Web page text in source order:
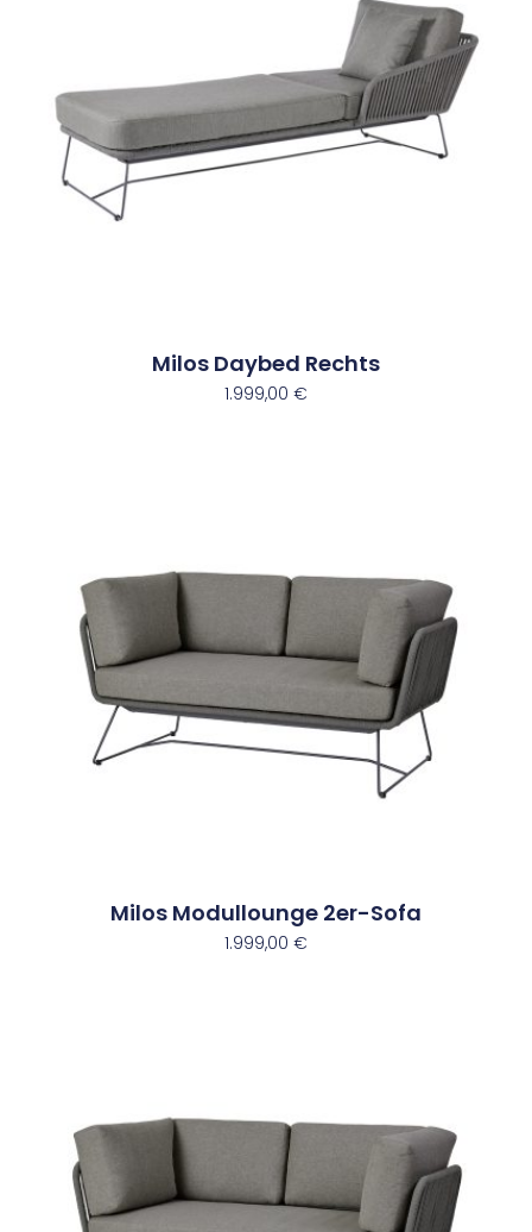
Milos Daybed Rechts
1.999,00 €
Milos Modullounge 2er-Sofa
1.999,00 €